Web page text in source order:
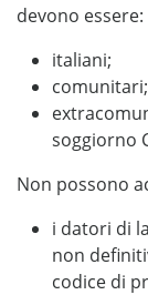
devono essere:
italiani;
comunitari;
soggiorno
Non possono
i datori di
non
codice di